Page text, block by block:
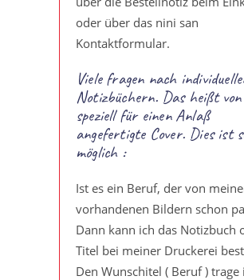
oder über das nini san
Kontaktformular.
Viele fragen nach
Notizbüchern. Das heißt
speziell für einen Anlaß
angefertigte Cover. Dies ist
möglich :
Ist es ein Beruf, der von
vorhandenen Bildern schon
Dann kann ich das Notizbuch
Titel bei meiner Druckerei
Den Wunschitel ( Beruf ) trage